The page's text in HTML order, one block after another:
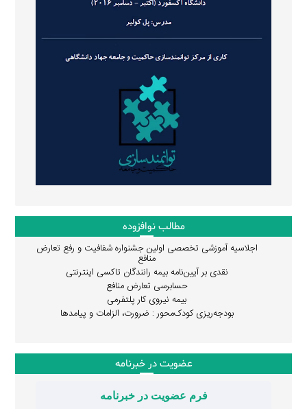
مطالب نوافزوده
اجلاسیه آموزشی تخصصی اولین جشنواره شفافیت و رفع تعارض
منافع
نقدی بر آیین‌نامه بیمه رانندگان تاکسی اینترنتی
حسابرسی تعارض منافع
بیمه نیروی کار پلتفرمی
بودجه‌ریزی کودک‌محور : ضرورت، الزامات و پیامدها
عضویت در خبرنامه
فرم عضویت در خبرنامه